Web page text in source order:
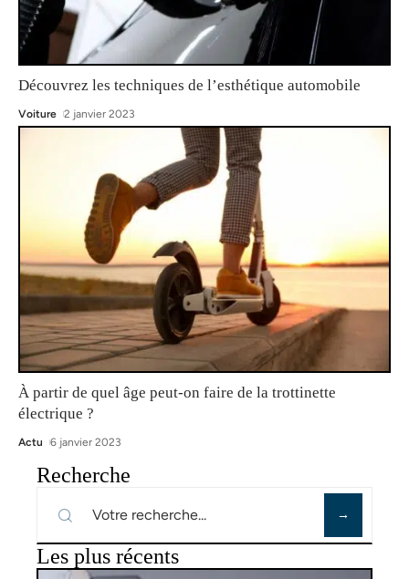
Découvrez les techniques de l’esthétique automobile
Voiture 2 janvier 2023
À partir de quel âge peut-on faire de la trottinette
électrique ?
Actu 6 janvier 2023
Recherche
Les plus récents